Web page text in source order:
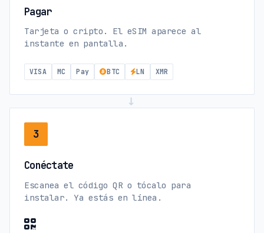
Pagar
Tarjeta o cripto. El eSIM aparece al
instante en pantalla.
VISA MC Pay BTC LN XMR
→
3
Conéctate
Escanea el código QR o tócalo para
instalar. Ya estás en línea.